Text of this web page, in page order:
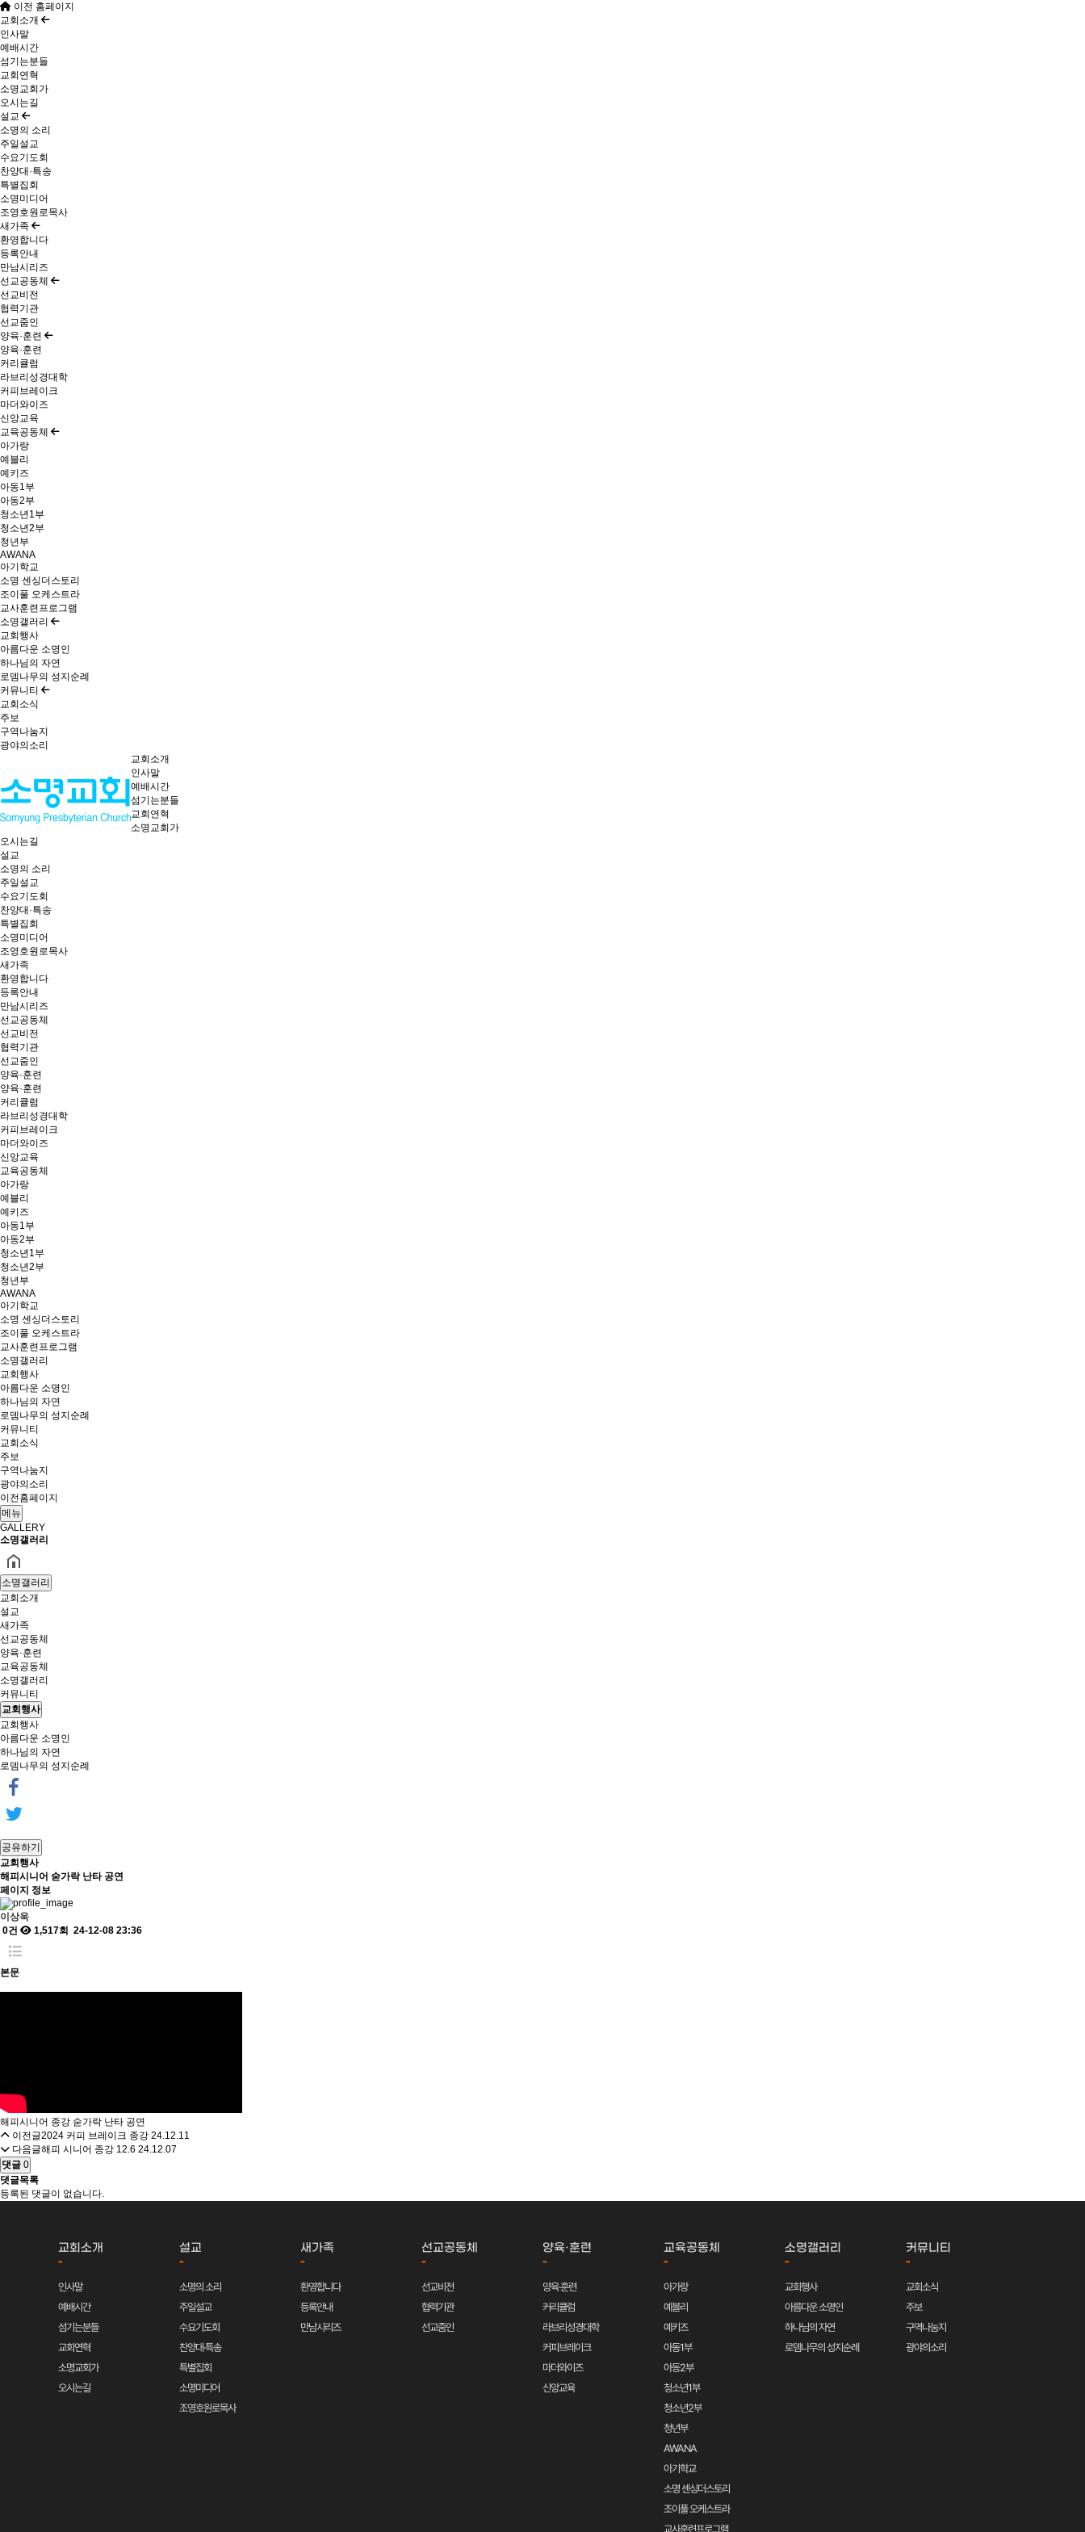
이전 홈페이지
교회소개
인사말
예배시간
섬기는분들
교회연혁
소명교회가
오시는길
설교
소명의 소리
주일설교
수요기도회
찬양대·특송
특별집회
소명미디어
조영호원로목사
새가족
환영합니다
등록안내
만남시리즈
선교공동체
선교비전
협력기관
선교줌인
양육·훈련
양육·훈련
커리큘럼
라브리성경대학
커피브레이크
마더와이즈
신앙교육
교육공동체
아가랑
예블리
예키즈
아동1부
아동2부
청소년1부
청소년2부
청년부
AWANA
아기학교
소명 센싱더스토리
조이풀 오케스트라
교사훈련프로그램
소명갤러리
교회행사
아름다운 소명인
하나님의 자연
로뎀나무의 성지순례
커뮤니티
교회소식
주보
구역나눔지
광야의소리
교회소개
인사말
예배시간
섬기는분들
교회연혁
소명교회가
오시는길
설교
소명의 소리
주일설교
수요기도회
찬양대·특송
특별집회
소명미디어
조영호원로목사
새가족
환영합니다
등록안내
만남시리즈
선교공동체
선교비전
협력기관
선교줌인
양육·훈련
양육·훈련
커리큘럼
라브리성경대학
커피브레이크
마더와이즈
신앙교육
교육공동체
아가랑
예블리
예키즈
아동1부
아동2부
청소년1부
청소년2부
청년부
AWANA
아기학교
소명 센싱더스토리
조이풀 오케스트라
교사훈련프로그램
소명갤러리
교회행사
아름다운 소명인
하나님의 자연
로뎀나무의 성지순례
커뮤니티
교회소식
주보
구역나눔지
광야의소리
이전홈페이지
메뉴
GALLERY
소명갤러리
소명갤러리
교회소개
설교
새가족
선교공동체
양육·훈련
교육공동체
소명갤러리
커뮤니티
교회행사
교회행사
아름다운 소명인
하나님의 자연
로뎀나무의 성지순례
공유하기
교회행사
해피시니어 숟가락 난타 공연
페이지 정보
이상욱
0건
1,517회 24-12-08 23:36
본문
해피시니어 종강 숟가락 난타 공연
이전글2024 커피 브레이크 종강 24.12.11
다음글해피 시니어 종강 12.6 24.12.07
댓글 0
댓글목록
등록된 댓글이 없습니다.
교회소개
-
인사말
예배시간
섬기는분들
교회연혁
소명교회가
오시는길
설교
-
소명의 소리
주일설교
수요기도회
찬양대·특송
특별집회
소명미디어
조영호원로목사
새가족
-
환영합니다
등록안내
만남시리즈
선교공동체
-
선교비전
협력기관
선교줌인
양육·훈련
-
양육·훈련
커리큘럼
라브리성경대학
커피브레이크
마더와이즈
신앙교육
교육공동체
-
아가랑
예블리
예키즈
아동1부
아동2부
청소년1부
청소년2부
청년부
AWANA
아기학교
소명 센싱더스토리
조이풀 오케스트라
교사훈련프로그램
소명갤러리
-
교회행사
아름다운 소명인
하나님의 자연
로뎀나무의 성지순례
커뮤니티
-
교회소식
주보
구역나눔지
광야의소리